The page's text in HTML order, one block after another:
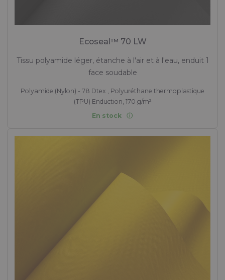
Ecoseal™ 70 LW
Tissu polyamide léger, étanche à l'air et à l'eau, enduit 1
face soudable
Polyamide (Nylon) - 78 Dtex , Polyuréthane thermoplastique
(TPU) Enduction, 170 g/m²
En stock